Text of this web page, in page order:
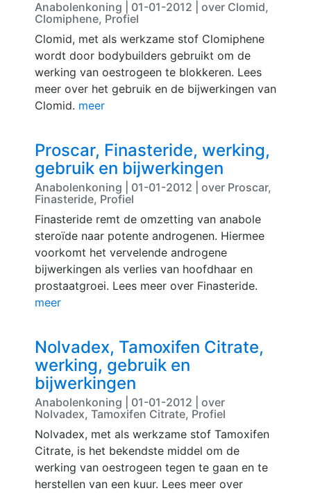
Anabolenkoning | 01-01-2012 | over Clomid,
Clomiphene, Profiel
Clomid, met als werkzame stof Clomiphene
wordt door bodybuilders gebruikt om de
werking van oestrogeen te blokkeren. Lees
meer over het gebruik en de bijwerkingen van
Clomid. meer
Proscar, Finasteride, werking,
gebruik en bijwerkingen
Anabolenkoning | 01-01-2012 | over Proscar,
Finasteride, Profiel
Finasteride remt de omzetting van anabole
steroïde naar potente androgenen. Hiermee
voorkomt het vervelende androgene
bijwerkingen als verlies van hoofdhaar en
prostaatgroei. Lees meer over Finasteride.
meer
Nolvadex, Tamoxifen Citrate,
werking, gebruik en
bijwerkingen
Anabolenkoning | 01-01-2012 | over
Nolvadex, Tamoxifen Citrate, Profiel
Nolvadex, met als werkzame stof Tamoxifen
Citrate, is het bekendste middel om de
werking van oestrogeen tegen te gaan en te
herstellen van een kuur. Lees meer over